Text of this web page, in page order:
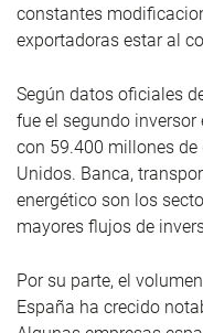
constantes
exportadoras estar al
Según datos oficiales
fue el segundo
con 59.400 millones
Unidos. Banca,
energético son los
mayores flujos de
Por su parte, el
España ha crecido